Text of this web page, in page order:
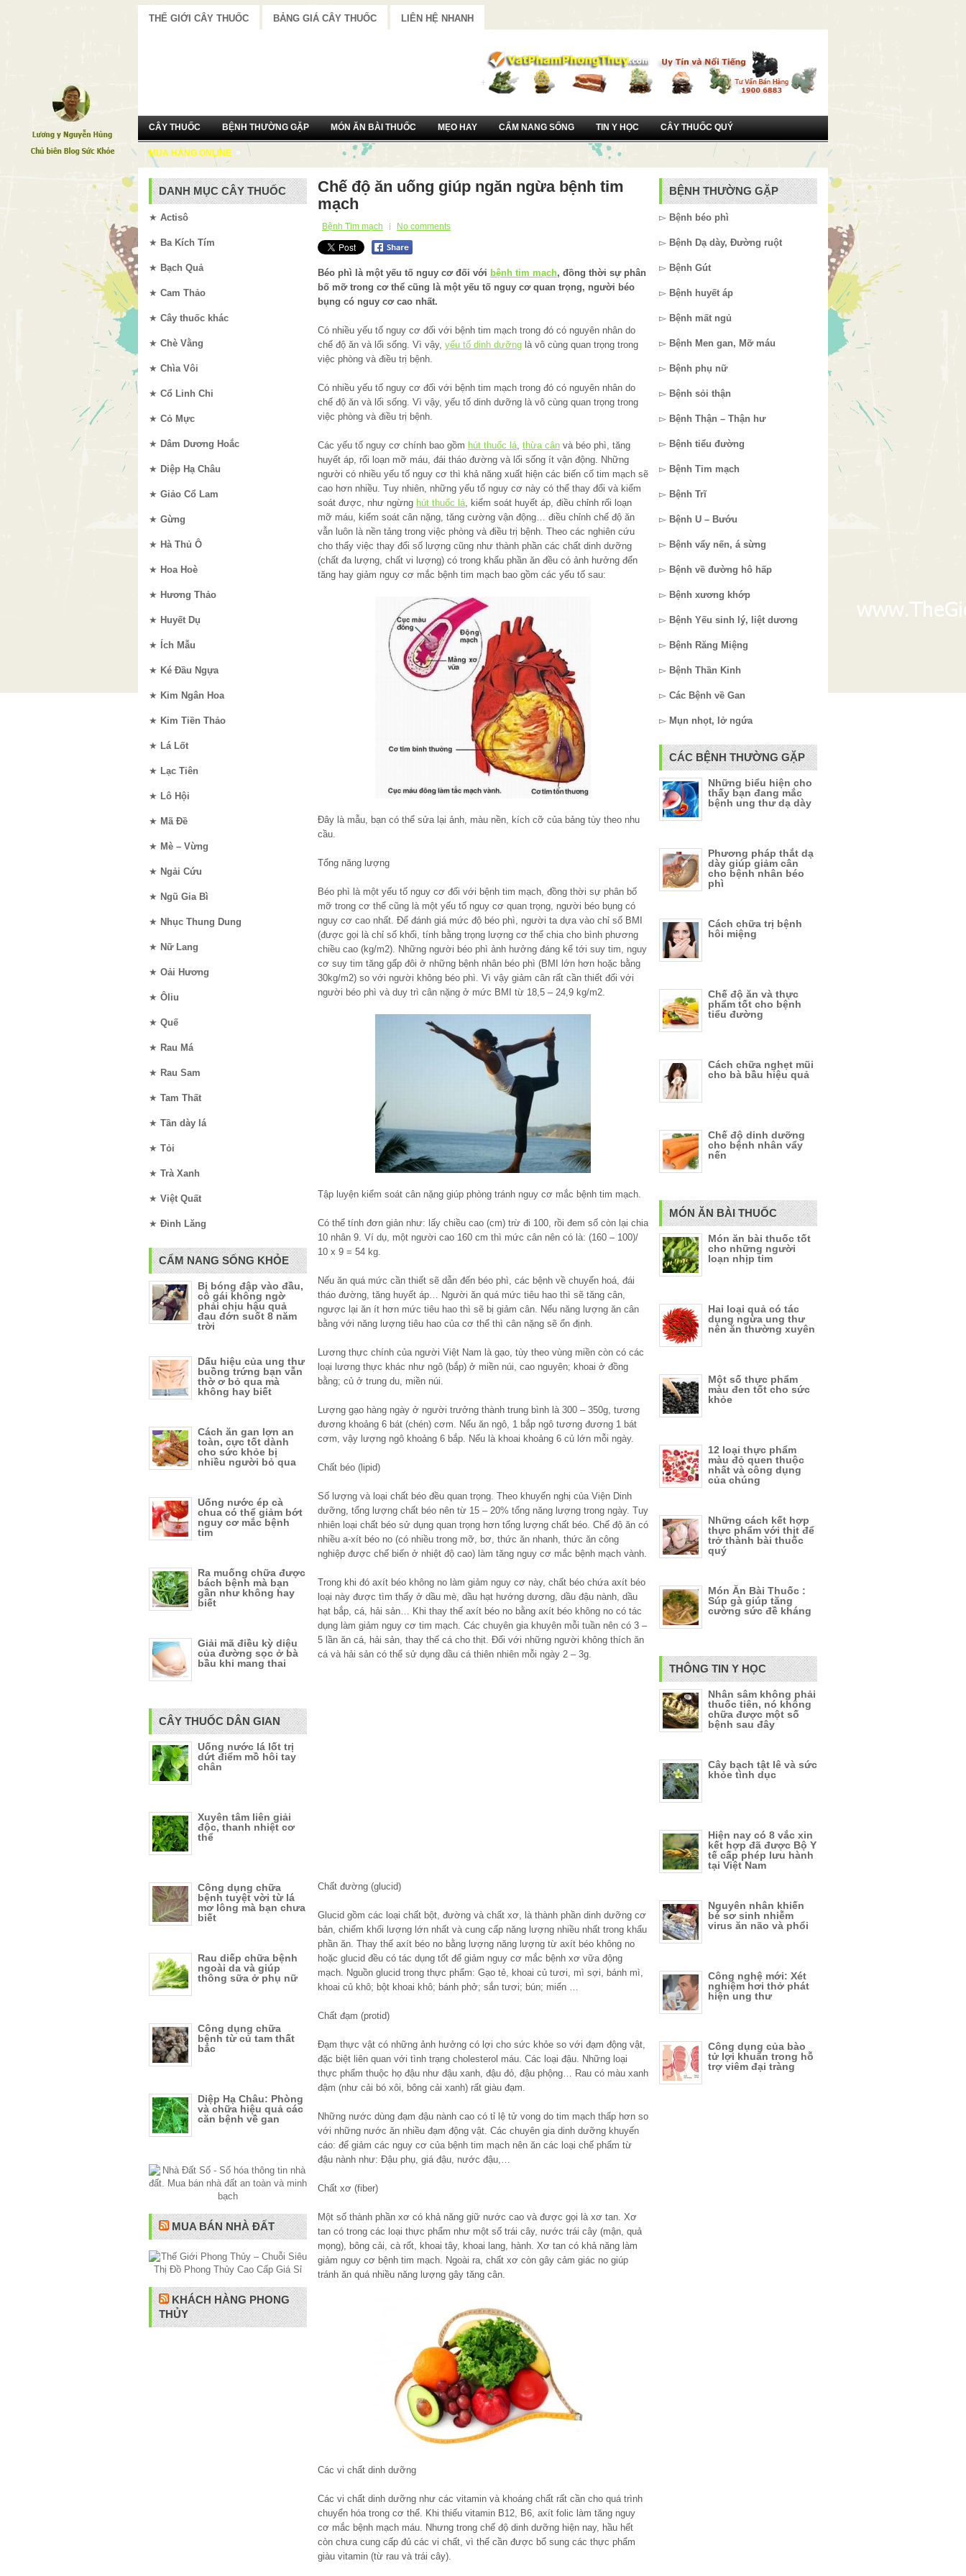
THẾ GIỚI CÂY THUỐC BẢNG GIÁ CÂY THUỐC LIÊN HỆ NHANH
CÂY THUỐC BỆNH THƯỜNG GẶP MÓN ĂN BÀI THUỐC MẸO HAY CẨM NANG SỐNG TIN Y HỌC CÂY THUỐC QUÝ
MUA HÀNG ONLINE »
Chế độ ăn uống giúp ngăn ngừa bệnh tim
mạch
Bệnh Tim mạch No comments
Béo phì là một yếu tố nguy cơ đối với bệnh tim mạch, đồng thời sự phân
bố mỡ trong cơ thể cũng là một yếu tố nguy cơ quan trọng, người béo
bụng có nguy cơ cao nhất.
Có nhiều yếu tố nguy cơ đối với bệnh tim mạch trong đó có nguyên nhân do
chế độ ăn và lối sống. Vì vậy, yếu tố dinh dưỡng là vô cùng quan trọng trong
việc phòng và điều trị bệnh.
Có nhiều yếu tố nguy cơ đối với bệnh tim mạch trong đó có nguyên nhân do
chế độ ăn và lối sống. Vì vậy, yếu tố dinh dưỡng là vô cùng quan trọng trong
việc phòng và điều trị bệnh.
Các yếu tố nguy cơ chính bao gồm hút thuốc lá thừa cân và béo phì, tăng
huyết áp, rối loạn mỡ máu, đái tháo đường và lối sống ít vận động. Những
người có nhiều yếu tố nguy cơ thì khả năng xuất hiện các biến cố tim mạch sẽ
cao hơn nhiều. Tuy nhiên, những yếu tố nguy cơ này có thể thay đổi và kiểm
soát được, như ngừng hút thuốc lá , kiểm soát huyết áp, điều chỉnh rối loạn
mỡ máu, kiểm soát cân nặng, tăng cường vận động… điều chỉnh chế độ ăn
vẫn luôn là nền tảng trong việc phòng và điều trị bệnh. Theo các nghiên cứu
cho thấy việc thay đổi số lượng cũng như thành phần các chất dinh dưỡng
(chất đa lượng, chất vi lượng) có trong khẩu phần ăn đều có ảnh hưởng đến
tăng hay giảm nguy cơ mắc bệnh tim mạch bao gồm các yếu tố sau:
Đây là mẫu, bạn có thể sửa lại ảnh, màu nền, kích cỡ của bảng tùy theo nhu
cầu.
Tổng năng lượng
Béo phì là một yếu tố nguy cơ đối với bệnh tim mạch, đồng thời sự phân bố
mỡ trong cơ thể cũng là một yếu tố nguy cơ quan trọng, người béo bụng có
nguy cơ cao nhất. Để đánh giá mức độ béo phì, người ta dựa vào chỉ số BMI
(được gọi là chỉ số khối, tính bằng trọng lượng cơ thể chia cho bình phương
chiều cao (kg/m2). Những người béo phì ảnh hưởng đáng kể tới suy tim, nguy
cơ suy tim tăng gấp đôi ở những bệnh nhân béo phì (BMI lớn hơn hoặc bằng
30kg/m2) so với người không béo phì. Vì vậy giảm cân rất cần thiết đối với
người béo phì và duy trì cân nặng ở mức BMI từ 18,5 – 24,9 kg/m2.
Tập luyện kiểm soát cân nặng giúp phòng tránh nguy cơ mắc bệnh tim mạch.
Có thể tính đơn giản như: lấy chiều cao (cm) trừ đi 100, rồi đem số còn lại chia
10 nhân 9. Ví dụ, một người cao 160 cm thì mức cân nên có là: (160 – 100)/
10 x 9 = 54 kg.
Nếu ăn quá mức cần thiết sẽ dẫn đến béo phì, các bệnh về chuyển hoá, đái
tháo đường, tăng huyết áp… Người ăn quá mức tiêu hao thì sẽ tăng cân,
ngược lại ăn ít hơn mức tiêu hao thì sẽ bị giảm cân. Nếu năng lượng ăn cân
bằng với năng lượng tiêu hao của cơ thể thì cân nặng sẽ ổn định.
Lương thực chính của người Việt Nam là gạo, tùy theo vùng miền còn có các
loại lương thực khác như ngô (bắp) ở miền núi, cao nguyên; khoai ở đồng
bằng; củ ở trung du, miền núi.
Lượng gạo hàng ngày ở người trưởng thành trung bình là 300 – 350g, tương
đương khoảng 6 bát (chén) cơm. Nếu ăn ngô, 1 bắp ngô tương đương 1 bát
cơm, vậy lượng ngô khoảng 6 bắp. Nếu là khoai khoảng 6 củ lớn mỗi ngày.
Chất béo (lipid)
Số lượng và loại chất béo đều quan trọng. Theo khuyến nghị của Viện Dinh
dưỡng, tổng lượng chất béo nên từ 15 – 20% tổng năng lượng trong ngày. Tuy
nhiên loại chất béo sử dụng quan trọng hơn tổng lượng chất béo. Chế độ ăn có
nhiều a-xít béo no (có nhiều trong mỡ, bơ, thức ăn nhanh, thức ăn công
nghiệp được chế biến ở nhiệt độ cao) làm tăng nguy cơ mắc bệnh mạch vành.
Trong khi đó axít béo không no làm giảm nguy cơ này, chất béo chứa axít béo
loại này được tìm thấy ở dầu mè, dầu hạt hướng dương, dầu đậu nành, dầu
hạt bắp, cá, hải sản… Khi thay thế axít béo no bằng axít béo không no có tác
dụng làm giảm nguy cơ tim mạch. Các chuyên gia khuyên mỗi tuần nên có 3 –
5 lần ăn cá, hải sản, thay thế cá cho thịt. Đối với những người không thích ăn
cá và hải sản có thể sử dụng dầu cá thiên nhiên mỗi ngày 2 – 3g.
Chất đường (glucid)
Glucid gồm các loại chất bột, đường và chất xơ, là thành phần dinh dưỡng cơ
bản, chiếm khối lượng lớn nhất và cung cấp năng lượng nhiều nhất trong khẩu
phần ăn. Thay thế axít béo no bằng lượng năng lượng từ axít béo không no
hoặc glucid đều có tác dụng tốt để giảm nguy cơ mắc bệnh xơ vữa động
mạch. Nguồn glucid trong thực phẩm: Gạo tẻ, khoai củ tươi, mì sợi, bánh mì,
khoai củ khô; bột khoai khô; bánh phở; sắn tươi; bún; miến …
Chất đạm (protid)
Đạm thực vật có những ảnh hưởng có lợi cho sức khỏe so với đạm động vật,
đặc biệt liên quan với tình trạng cholesterol máu. Các loại đậu. Những loại
thực phẩm thuộc họ đậu như đậu xanh, đậu đỏ, đậu phộng… Rau có màu xanh
đậm (như cải bó xôi, bông cải xanh) rất giàu đạm.
Những nước dùng đạm đậu nành cao có tỉ lệ tử vong do tim mạch thấp hơn so
với những nước ăn nhiều đạm động vật. Các chuyên gia dinh dưỡng khuyến
cáo: để giảm các nguy cơ của bệnh tim mạch nên ăn các loại chế phẩm từ
đậu nành như: Đậu phụ, giá đậu, nước đậu,…
Chất xơ (fiber)
Một số thành phần xơ có khả năng giữ nước cao và được gọi là xơ tan. Xơ
tan có trong các loại thực phẩm như một số trái cây, nước trái cây (mận, quả
mọng), bông cải, cà rốt, khoai tây, khoai lang, hành. Xơ tan có khả năng làm
giảm nguy cơ bệnh tim mạch. Ngoài ra, chất xơ còn gây cảm giác no giúp
tránh ăn quá nhiều năng lượng gây tăng cân.
Các vi chất dinh dưỡng
Các vi chất dinh dưỡng như các vitamin và khoáng chất rất cần cho quá trình
chuyển hóa trong cơ thể. Khi thiếu vitamin B12, B6, axít folic làm tăng nguy
cơ mắc bệnh mạch máu. Nhưng trong chế độ dinh dưỡng hiện nay, hầu hết
còn chưa cung cấp đủ các vi chất, vì thế cần được bổ sung các thực phẩm
giàu vitamin (từ rau và trái cây).
DANH MỤC CÂY THUỐC
★ Actisô
★ Ba Kích Tím
★ Bạch Quả
★ Cam Thảo
★ Cây thuốc khác
★ Chè Vằng
★ Chìa Vôi
★ Cổ Linh Chi
★ Cỏ Mực
★ Dâm Dương Hoắc
★ Diệp Hạ Châu
★ Giảo Cổ Lam
★ Gừng
★ Hà Thủ Ô
★ Hoa Hoè
★ Hương Thảo
★ Huyết Dụ
★ Ích Mẫu
★ Ké Đầu Ngựa
★ Kim Ngân Hoa
★ Kim Tiền Thảo
★ Lá Lốt
★ Lạc Tiên
★ Lô Hội
★ Mã Đề
★ Mè – Vừng
★ Ngải Cứu
★ Ngũ Gia Bì
★ Nhục Thung Dung
★ Nữ Lang
★ Oải Hương
★ Ôliu
★ Quế
★ Rau Má
★ Rau Sam
★ Tam Thất
★ Tần dày lá
★ Tỏi
★ Trà Xanh
★ Việt Quất
★ Đinh Lăng
CẨM NANG SỐNG KHỎE
Bị bóng đập vào đầu,
cô gái không ngờ
phải chịu hậu quả
đau đớn suốt 8 năm
trời
Dấu hiệu của ung thư
buồng trứng bạn vẫn
thờ ơ bỏ qua mà
không hay biết
Cách ăn gan lợn an
toàn, cực tốt dành
cho sức khỏe bị
nhiều người bỏ qua
Uống nước ép cà
chua có thể giảm bớt
nguy cơ mắc bệnh
tim
Ra muống chữa được
bách bệnh mà bạn
gần như không hay
biết
Giải mã điều kỳ diệu
của đường sọc ở bà
bầu khi mang thai
CÂY THUỐC DÂN GIAN
Uống nước lá lốt trị
dứt điểm mồ hôi tay
chân
Xuyên tâm liên giải
độc, thanh nhiệt cơ
thể
Công dụng chữa
bệnh tuyệt vời từ lá
mơ lông mà bạn chưa
biết
Rau diếp chữa bệnh
ngoài da và giúp
thông sữa ở phụ nữ
Công dụng chữa
bệnh từ củ tam thất
bắc
Diệp Hạ Châu: Phòng
và chữa hiệu quả các
căn bệnh về gan
MUA BÁN NHÀ ĐẤT
KHÁCH HÀNG PHONG
THỦY
BỆNH THƯỜNG GẶP
▻ Bệnh béo phì
▻ Bệnh Dạ dày, Đường ruột
▻ Bệnh Gút
▻ Bệnh huyết áp
▻ Bệnh mất ngủ
▻ Bệnh Men gan, Mỡ máu
▻ Bệnh phụ nữ
▻ Bệnh sỏi thận
▻ Bệnh Thận – Thận hư
▻ Bệnh tiểu đường
▻ Bệnh Tim mạch
▻ Bệnh Trĩ
▻ Bệnh U – Bướu
▻ Bệnh vẩy nến, á sừng
▻ Bệnh về đường hô hấp
▻ Bệnh xương khớp
▻ Bệnh Yếu sinh lý, liệt dương
▻ Bệnh Răng Miệng
▻ Bệnh Thần Kinh
▻ Các Bệnh về Gan
▻ Mụn nhọt, lở ngứa
CÁC BỆNH THƯỜNG GẶP
Những biểu hiện cho
thấy bạn đang mắc
bệnh ung thư dạ dày
Phương pháp thắt dạ
dày giúp giảm cân
cho bệnh nhân béo
phì
Cách chữa trị bệnh
hôi miệng
Chế độ ăn và thực
phẩm tốt cho bệnh
tiểu đường
Cách chữa nghẹt mũi
cho bà bầu hiệu quả
Chế độ dinh dưỡng
cho bệnh nhân vẩy
nến
MÓN ĂN BÀI THUỐC
Món ăn bài thuốc tốt
cho những người
loạn nhịp tim
Hai loại quả có tác
dụng ngừa ung thư
nên ăn thường xuyên
Một số thực phẩm
màu đen tốt cho sức
khỏe
12 loại thực phẩm
màu đỏ quen thuộc
nhất và công dụng
của chúng
Những cách kết hợp
thực phẩm với thịt để
trở thành bài thuốc
quý
Món Ăn Bài Thuốc :
Súp gà giúp tăng
cường sức đề kháng
THÔNG TIN Y HỌC
Nhân sâm không phải
thuốc tiên, nó không
chữa được một số
bệnh sau đây
Cây bạch tật lê và sức
khỏe tình dục
Hiện nay có 8 vắc xin
kết hợp đã được Bộ Y
tế cấp phép lưu hành
tại Việt Nam
Nguyên nhân khiến
bé sơ sinh nhiễm
virus ăn não và phổi
Công nghệ mới: Xét
nghiệm hơi thở phát
hiện ung thư
Công dụng của bào
tử lợi khuẩn trong hỗ
trợ viêm đại tràng